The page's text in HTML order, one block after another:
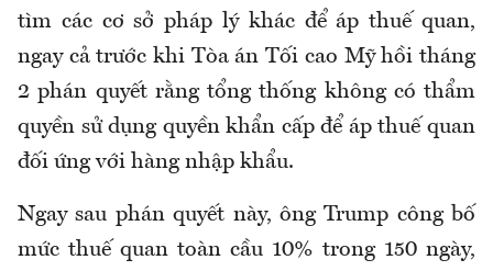
tìm các cơ sở pháp lý khác để áp thuế quan,
ngay cả trước khi Tòa án Tối cao Mỹ hồi tháng
2 phán quyết rằng tổng thống không có thẩm
quyền sử dụng quyền khẩn cấp để áp thuế quan
đối ứng với hàng nhập khẩu.
Ngay sau phán quyết này, ông Trump công bố
mức thuế quan toàn cầu 10% trong 150 ngày,